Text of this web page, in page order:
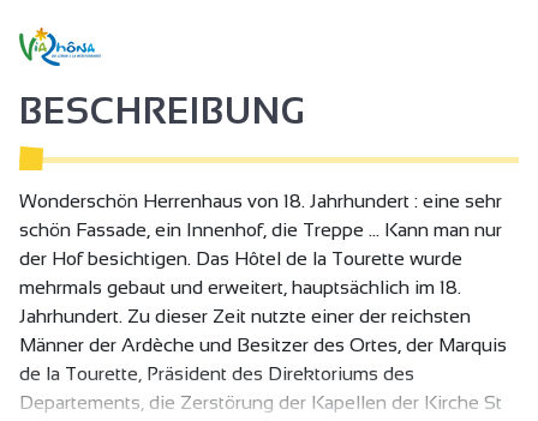
BESCHREIBUNG
Wonderschön Herrenhaus von 18. Jahrhundert : eine sehr
schön Fassade, ein Innenhof, die Treppe ... Kann man nur
der Hof besichtigen. Das Hôtel de la Tourette wurde
mehrmals gebaut und erweitert, hauptsächlich im 18.
Jahrhundert. Zu dieser Zeit nutzte einer der reichsten
Männer der Ardèche und Besitzer des Ortes, der Marquis
de la Tourette, Präsident des Direktoriums des
Departements, die Zerstörung der Kapellen der Kirche St